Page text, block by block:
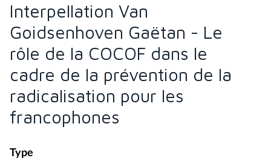
Interpellation Van
Goidsenhoven Gaëtan - Le
rôle de la COCOF dans le
cadre de la prévention de la
radicalisation pour les
francophones
Type